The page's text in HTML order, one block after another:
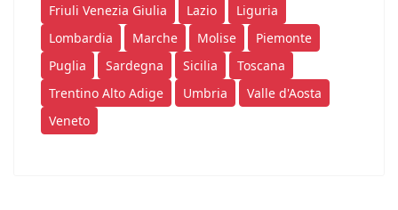
Friuli Venezia Giulia
Lazio
Liguria
Lombardia
Marche Molise
Piemonte
Puglia
Sardegna Sicilia
Toscana
Trentino Alto Adige
Umbria
Valle d'Aosta
Veneto